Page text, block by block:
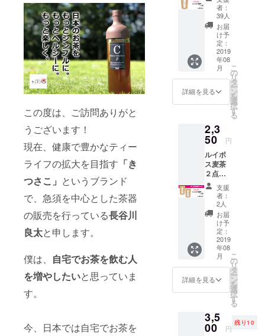
この度は、ご訪問ありがと
うございます！
現在、健康で豊かなティー
ライフの拡大を目指す 「き
つさこ」 というブランド
で、急須を中心とした茶器
の販売を行っている長谷川
良太と申します。
僕は、 自宅でお茶を飲む人
を増やしたいと思っていま
す。
今、日本では自宅でお茶を
く、2019年2
月より
Twitter・ブ
ログにて情
報を本格発
信。これか
らのお茶飲
みは、「知
ルおしゃ
れ・美しく
健康的」が
自論。日本
茶スペシャ
リスト資格
保持。平成
品当た
り定価
￥1,280
・15P
入り）
者：
39人
お届
け予
定：
2019
年08
月
詳細を見る
こ
の
リ
タ
ー
ン
を
選
択
す
る
2,3
50 円
ルイボ
ス麦茶
２点
（仕
様：1商
品当た
り定価
￥1,280
・15P
入り）
支援
者：
2人
お届
け予
定：
2019
年08
月
詳細を見る
こ
の
リ
タ
ー
ン
を
選
択
す
る
3,5
00 円
残り10